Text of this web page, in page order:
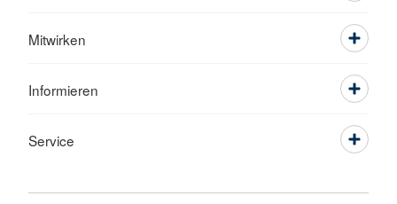
Mitwirken
Informieren
Service